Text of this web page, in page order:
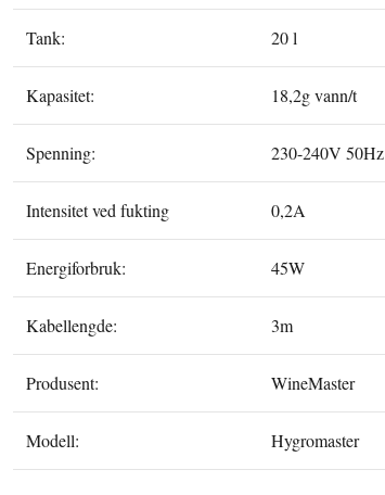
Tank: 20 l
Kapasitet: 18,2g vann/t
Spenning: 230-240V 50Hz
Intensitet ved fukting 0,2A
Energiforbruk: 45W
Kabellengde: 3m
Produsent: WineMaster
Modell: Hygromaster